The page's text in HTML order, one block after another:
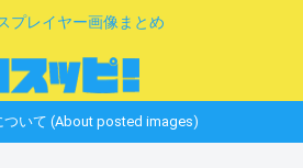
プレイヤー画像まとめ
ついて (About posted images)